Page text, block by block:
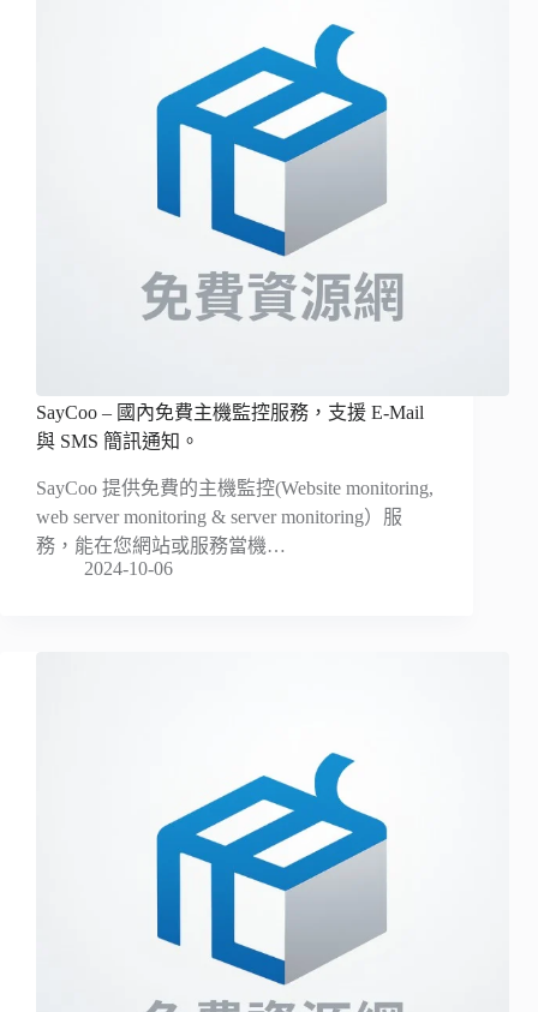
SayCoo – 國內免費主機監控服務，支援 E-Mail
與 SMS 簡訊通知。
SayCoo 提供免費的主機監控(Website monitoring,
web server monitoring & server monitoring）服
務，能在您網站或服務當機…
2024-10-06